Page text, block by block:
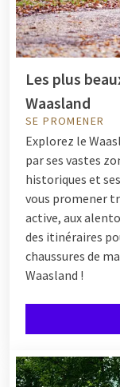
Les plus
Waasland
SE PROMENER
Explorez le
par ses vastes
historiques et
vous promener
active, aux
des itinéraires
chaussures de
Waasland !